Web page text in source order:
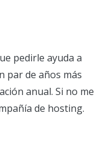
pedirle ayuda a
par de años más
anual. Si no me
de hosting.